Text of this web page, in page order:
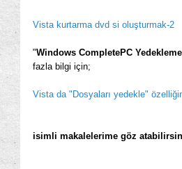
Vista kurtarma dvd si oluşturmak-2
"Windows CompletePC
fazla bilgi için;
Vista da "Dosyaları yedekle"
isimli makalelerime göz